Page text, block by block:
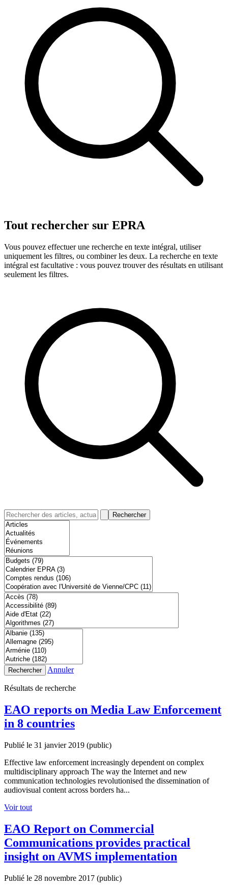
Tout rechercher sur EPRA
Vous pouvez effectuer une recherche en texte intégral, utiliser
uniquement les filtres, ou combiner les deux. La recherche en texte
intégral est facultative : vous pouvez trouver des résultats en utilisant
seulement les filtres.
Rechercher
Rechercher Annuler
Résultats de recherche
EAO reports on Media Law Enforcement
in 8 countries
Publié le 31 janvier 2019 (public)
Effective law enforcement increasingly dependent on complex
multidisciplinary approach The way the Internet and new
communication technologies revolutionised the dissemination of
audiovisual content across borders ha...
Voir tout
EAO Report on Commercial
Communications provides practical
insight on AVMS implementation
Publié le 28 novembre 2017 (public)